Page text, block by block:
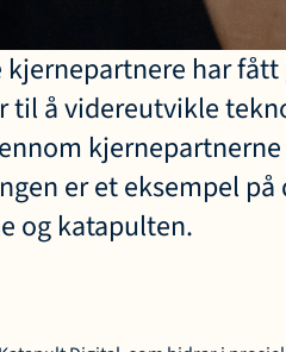
kjernepartnere har
til å videreutvikle
er et eksempel
og katapulten.